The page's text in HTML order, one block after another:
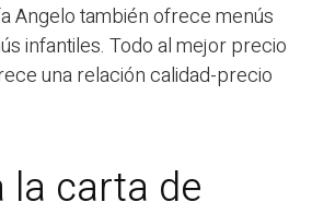
Angelo también ofrece menús
infantiles. Todo al mejor precio
una relación calidad-precio
la carta de